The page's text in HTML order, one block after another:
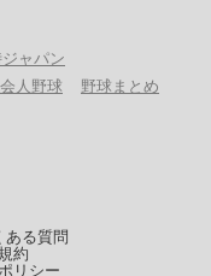
ャパン
人野球 野球まとめ
ある質問
約
リシー